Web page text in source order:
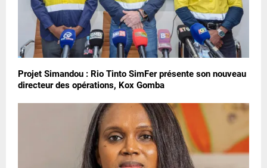
Projet Simandou : Rio Tinto SimFer présente son nouveau
directeur des opérations, Kox Gomba